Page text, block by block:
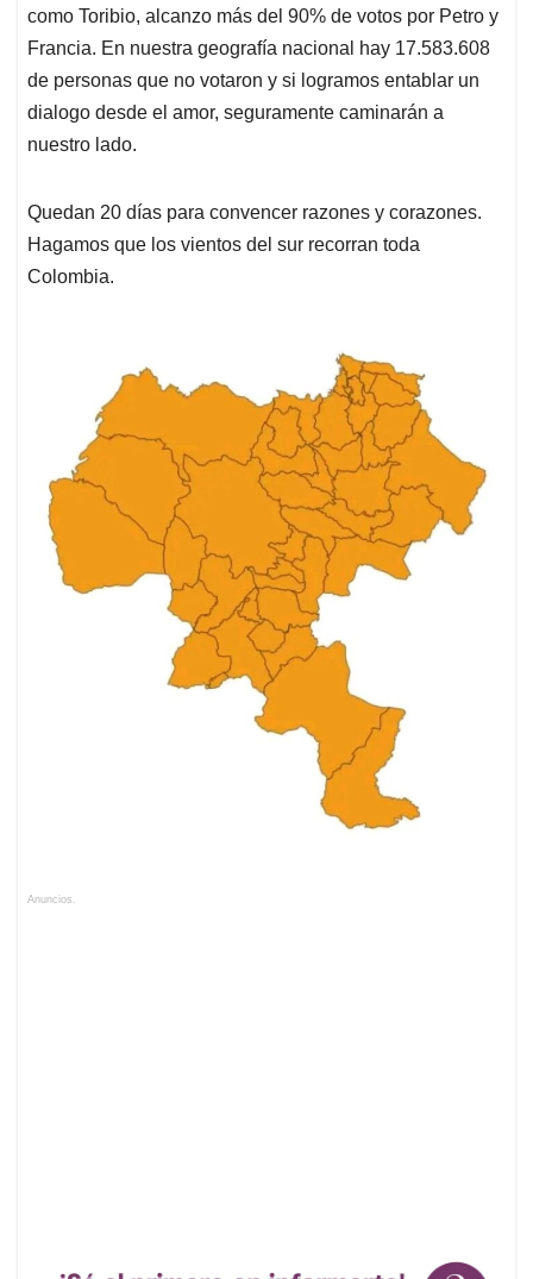
como Toribio, alcanzo más del 90% de votos por Petro y
Francia. En nuestra geografía nacional hay 17.583.608
de personas que no votaron y si logramos entablar un
dialogo desde el amor, seguramente caminarán a
nuestro lado.
Quedan 20 días para convencer razones y corazones.
Hagamos que los vientos del sur recorran toda
Colombia.
Anuncios.